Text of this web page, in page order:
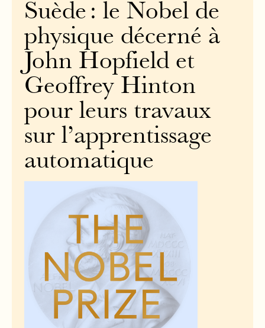
Suède : le Nobel de
physique décerné à
John Hopfield et
Geoffrey Hinton
pour leurs travaux
sur l’apprentissage
automatique